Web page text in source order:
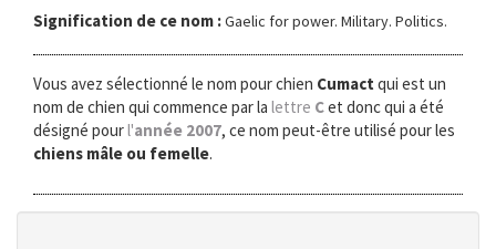
Signification de ce nom :Gaelic for power. Military. Politics.
Vous avez sélectionné le nom pour chien Cumact qui est un
nom de chien qui commence par la lettre Cet donc qui a été
désigné pourl'année 2007, ce nom peut-être utilisé pour les
chiens mâle ou femelle.